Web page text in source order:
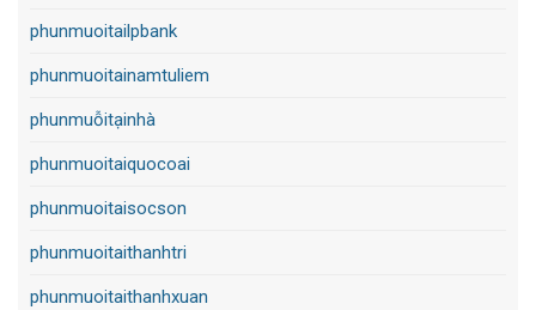
phunmuoitailpbank
phunmuoitainamtuliem
phunmuỗitạinhà
phunmuoitaiquocoai
phunmuoitaisocson
phunmuoitaithanhtri
phunmuoitaithanhxuan